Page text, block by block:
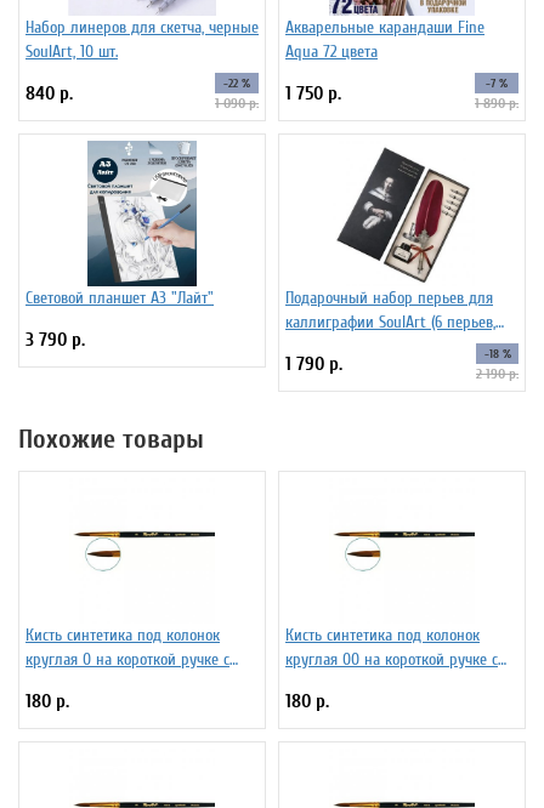
Набор линеров для скетча, черные
SoulArt, 10 шт.
840 р. -22 %
1 090 р.
Акварельные карандаши Fine
Aqua 72 цвета
1 750 р. -7 %
1 890 р.
Световой планшет А3 "Лайт"
3 790 р.
Подарочный набор перьев для
каллиграфии SoulArt (6 перьев,
1 790 р. -18 %
2 190 р.
Похожие товары
Кисть синтетика под колонок
круглая 0 на короткой ручке с
ЖS1-00,85Ж
180 р.
Кисть синтетика под колонок
круглая 00 на короткой ручке с
ЖS1-00,55Ж
180 р.